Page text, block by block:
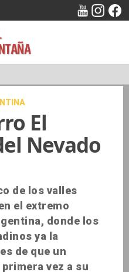
El
Nevado
de los valles
el extremo
donde los
ya la
de que un
vez a su